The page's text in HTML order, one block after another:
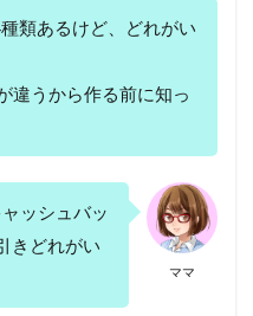
類あるけど、どれがい
違うから作る前に知っ
ママ
ッシュバッ
きどれがい